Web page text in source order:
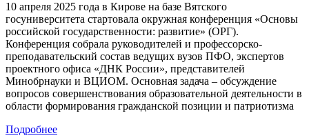
10 апреля 2025 года в Кирове на базе Вятского
госуниверситета стартовала окружная конференция «Основы
российской государственности: развитие» (ОРГ).
Конференция собрала руководителей и профессорско-
преподавательский состав ведущих вузов ПФО, экспертов
проектного офиса «ДНК России», представителей
Минобрнауки и ВЦИОМ. Основная задача – обсуждение
вопросов совершенствования образовательной деятельности в
области формирования гражданской позиции и патриотизма
Подробнее